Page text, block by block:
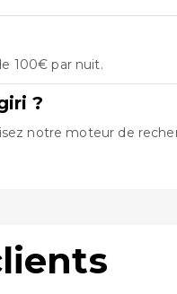
100€ par nuit.
?
notre moteur de